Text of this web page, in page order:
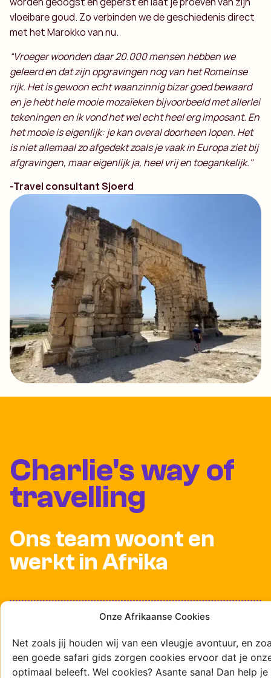
Onze Afrikaanse Cookies
Net zoals jij houden wij van een vleugje avontuur, en
een goede safari gids zorgen cookies ervoor dat je
optimaal beleeft. Wel cookies? Asante sana! Dan help je
vloeibare goud. Zo verbinden we de geschiedenis direct
met het Marokko van nu.
“Vroeger woonden daar 20.000 mensen hebben we
geleerd en dat zijn opgravingen nog van het Romeinse
rijk. Het is gewoon echt waanzinnig bizar goed bewaard
en je hebt hele mooie mozaïeken bijvoorbeeld met allerlei
tekeningen en ik vond het wel echt heel erg imposant. En
het mooie is eigenlijk: je kan overal doorheen lopen. Het
is niet allemaal zo afgedekt zoals je vaak in Europa ziet bij
afgravingen, maar eigenlijk ja, heel vrij en toegankelijk."
-Travel consultant Sjoerd
Charlie's way of
travelling
Ons team woont en
werkt in Afrika
Wij ontwikkelen onze
eigen routes